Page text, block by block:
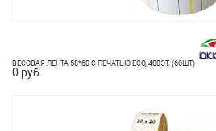
ВЕСОВАЯ ЛЕНТА 58*60 С ПЕЧАТЬЮ ECO, 400ЭТ. (60ШТ)
0 руб.